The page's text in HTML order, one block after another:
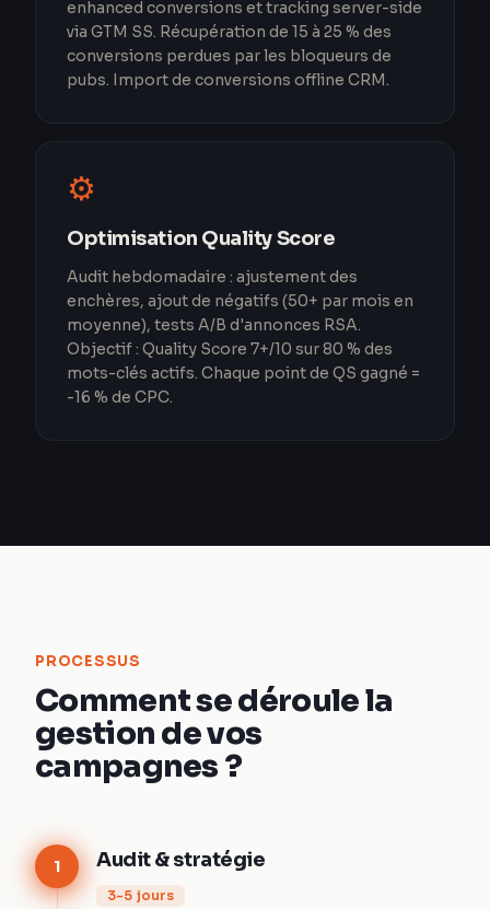
enhanced conversions et tracking server-side
via GTM SS. Récupération de 15 à 25 % des
conversions perdues par les bloqueurs de
pubs. Import de conversions offline CRM.
⚙️
Optimisation Quality Score
Audit hebdomadaire : ajustement des
enchères, ajout de négatifs (50+ par mois en
moyenne), tests A/B d'annonces RSA.
Objectif : Quality Score 7+/10 sur 80 % des
mots-clés actifs. Chaque point de QS gagné =
-16 % de CPC.
PROCESSUS
Comment se déroule la
gestion de vos
campagnes ?
1 Audit & stratégie
3-5 jours